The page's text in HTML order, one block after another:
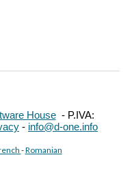
House- P.IVA:
- info@d-one.info
-Romanian